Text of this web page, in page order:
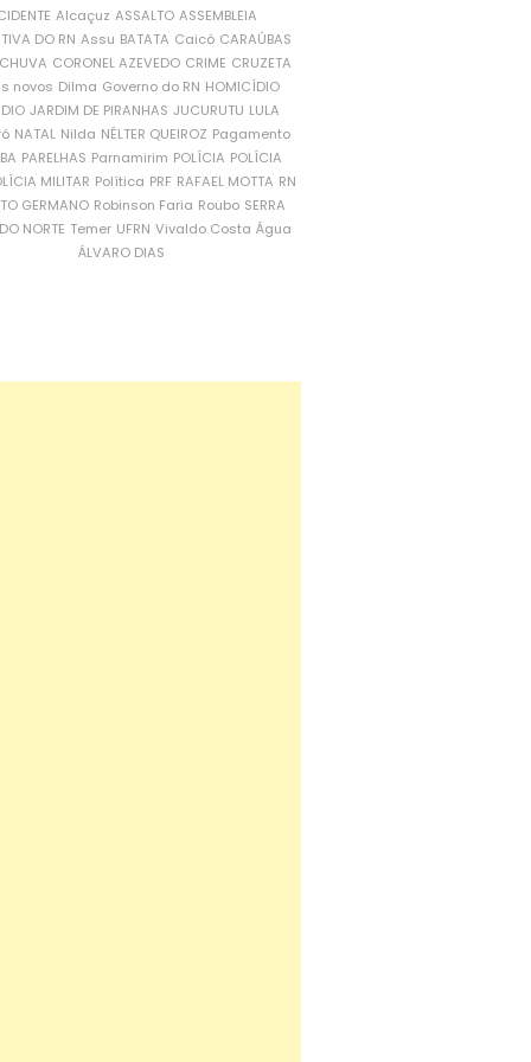
Alcaçuz ASSALTO ASSEMBLEIA
DO RN Assu BATATA Caicó CARAÚBAS
CORONEL AZEVEDO CRIME CRUZETA
novos Dilma Governo do RN HOMICÍDIO
JARDIM DE PIRANHAS JUCURUTU LULA
NATAL Nilda NÉLTER QUEIROZ Pagamento
PARELHAS Parnamirim POLÍCIA POLÍCIA
MILITAR Política PRF RAFAEL MOTTA RN
GERMANO Robinson Faria Roubo SERRA
NORTE Temer UFRN Vivaldo Costa Água
ÁLVARO DIAS